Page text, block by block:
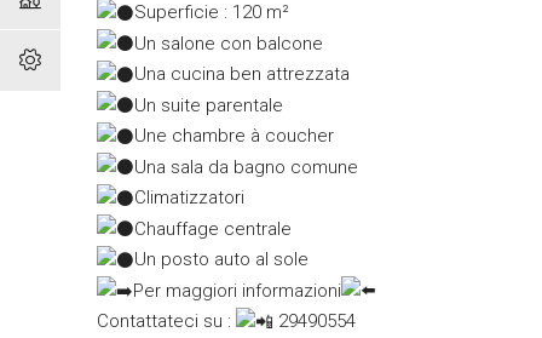
Superficie : 120 m²
Un salone con balcone
Una cucina ben attrezzata
Un suite parentale
Une chambre à coucher
Una sala da bagno comune
Climatizzatori
Chauffage centrale
Un posto auto al sole
Per maggiori informazioni
Contattateci su :
29490554